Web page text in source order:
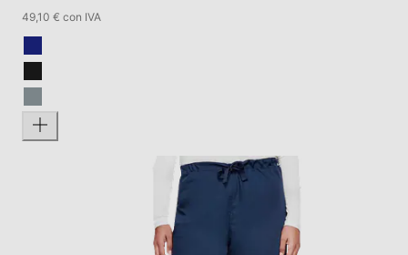
49,10 € con IVA